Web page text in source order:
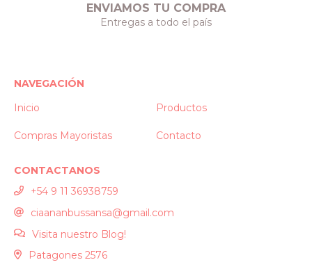
ENVIAMOS TU COMPRA
Entregas a todo el país
NAVEGACIÓN
Inicio
Productos
Compras Mayoristas Contacto
CONTACTANOS
+54 9 11 36938759
ciaananbussansa@gmail.com
Visita nuestro Blog!
Patagones 2576